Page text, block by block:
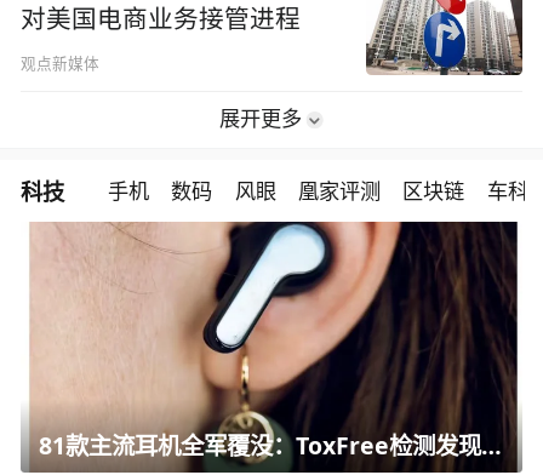
对美国电商业务接管进程
观点新媒体
展开更多
科技 手机 数码 风眼 凰家评测 区块链 车科
81款主流耳机全军覆没：ToxFree检测发现均含对人体有害化学物质